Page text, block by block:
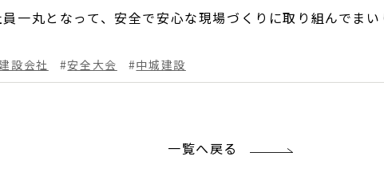
一丸となって、安全で安心な現場づくりに取り組んでまい
設会社 安全大会 中城建設
一覧へ戻る